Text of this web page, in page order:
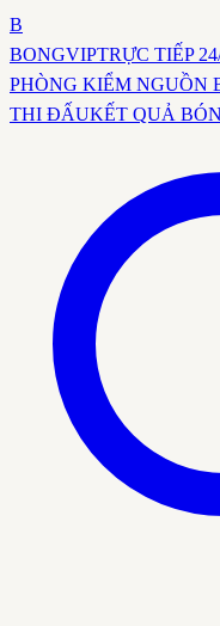
B
BONGVIPTRỰC TIẾP
PHÒNG KIỂM NGUỒN
THI ĐẤUKẾT QUẢ